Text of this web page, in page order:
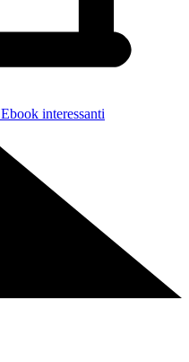
Ebook interessanti